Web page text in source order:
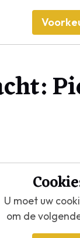
U moet uw
om de